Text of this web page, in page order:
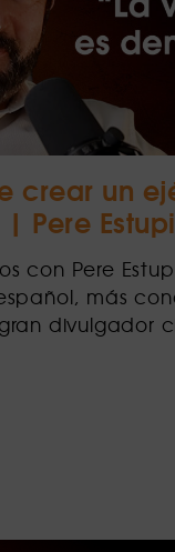
crear un
Pere
con Pere
más
divulgador